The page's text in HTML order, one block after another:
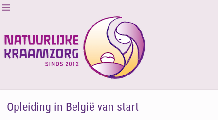
Opleiding in België van start